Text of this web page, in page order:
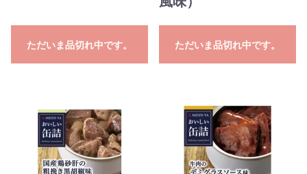
ただいま品切れ中です。 ただいま品切れ中です。